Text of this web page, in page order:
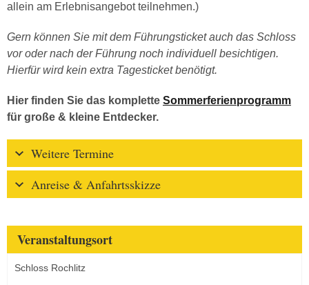
allein am Erlebnisangebot teilnehmen.)
Gern können Sie mit dem Führungsticket auch das Schloss
vor oder nach der Führung noch individuell besichtigen.
Hierfür wird kein extra Tagesticket benötigt.
Hier finden Sie das komplette Sommerferienprogramm
für große & kleine Entdecker.
Weitere Termine
Anreise & Anfahrtsskizze
Veranstaltungsort
Schloss Rochlitz